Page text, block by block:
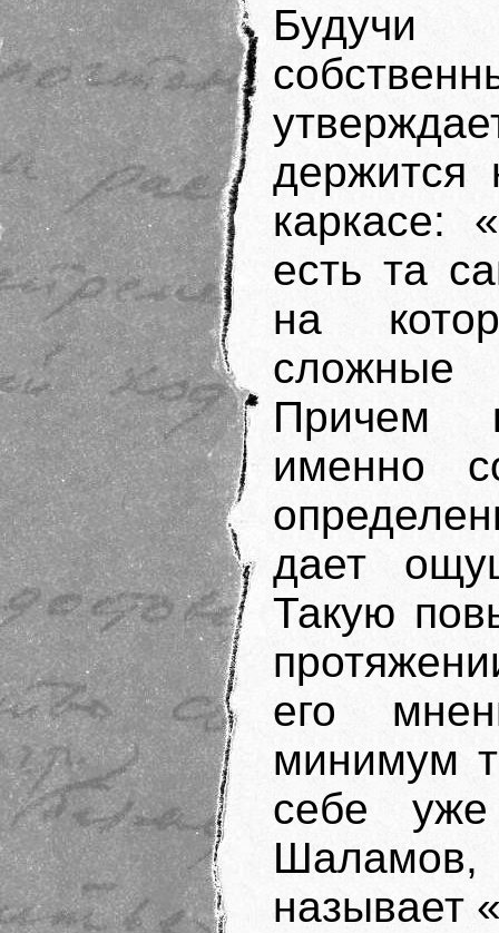
Будучи
держится
каркасе:
есть та
на
сложные
Причем
именно
дает
Такую
его
минимум
себе
называет